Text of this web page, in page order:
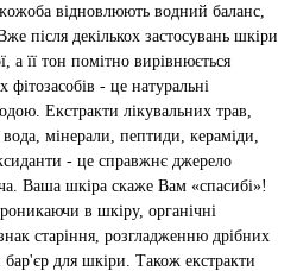
відновлюють водний баланс,
після декількох застосувань шкіри
а її тон помітно вирівнюється
фітозасобів - це натуральні
Екстракти лікувальних трав,
мінерали, пептиди, кераміди,
- це справжнє джерело
Ваша шкіра скаже Вам «спасибі»!
в шкіру, органічні
старіння, розгладженню дрібних
для шкіри. Також екстракти